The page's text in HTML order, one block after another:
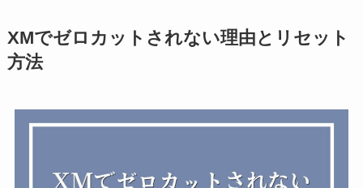
XMでゼロカットされない理由とリセット
方法